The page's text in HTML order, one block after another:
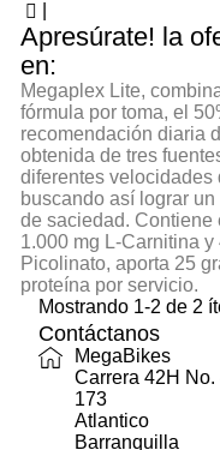
Apresúrate! la
en:
Megaplex Lite,
fórmula por toma, el
recomendación diaria
obtenida de tres
diferentes velocidades
buscando así lograr
de saciedad. Contiene
1.000 mg L-Carnitina y
Picolinato, aporta 25
proteína por servicio.
Mostrando 1-2 de 2
Contáctanos
MegaBikes
Carrera 42H No.
173
Atlantico
Barranquilla